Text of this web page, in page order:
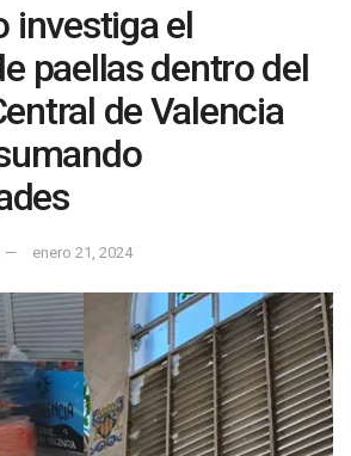
investiga el
paellas dentro del
de Valencia
enero 21, 2024